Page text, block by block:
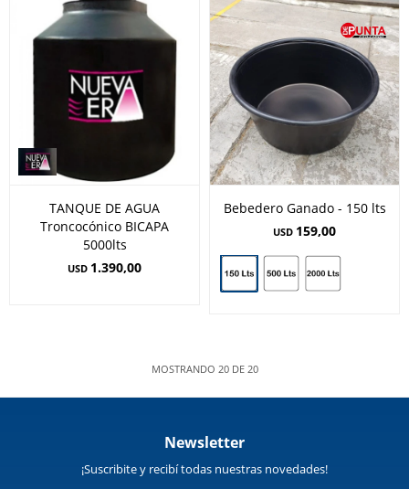
TANQUE DE AGUA
Troncocónico BICAPA
5000lts
USD 1.390,00
Bebedero Ganado - 150 lts
USD 159,00
MOSTRANDO 20DE 20
Newsletter
¡Suscribite y recibí todas nuestras novedades!